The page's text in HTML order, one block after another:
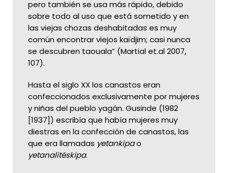
pero también se usa más rápido, debido
sobre todo al uso que está sometido y en
las viejas chozas deshabitadas es muy
común encontrar viejos kaïdjim; casi nunca
se descubren taouala” (Martial et.al 2007,
107).
Hasta el siglo XX los canastos eran
confeccionados exclusivamente por mujeres
y niñas del pueblo yagán. Gusinde (1982
[1937]) escribía que había mujeres muy
diestras en la confección de canastos, las
que era llamadas yetankipao
yetanalitëskipa.